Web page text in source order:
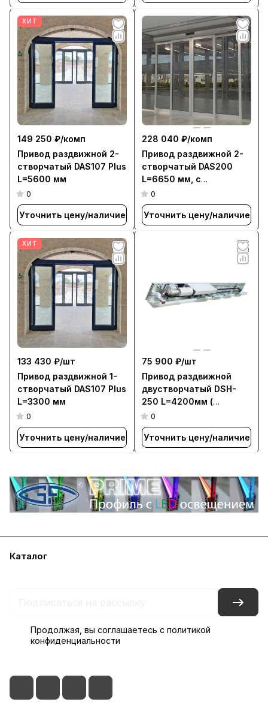
ХИТ
149 250 ₽/комп
Привод раздвижной 2-
створчатый DAS107 Plus
L=5600 мм
0
Уточнить цену/наличие
228 040 ₽/комп
Привод раздвижной 2-
створчатый DAS200
L=6650 мм, с
усиленным китом
0
Уточнить цену/наличие
ХИТ
133 430 ₽/шт
Привод раздвижной 1-
створчатый DAS107 Plus
L=3300 мм
0
Уточнить цену/наличие
75 900 ₽/шт
Привод раздвижной
двустворчатый DSH-
250 L=4200мм (
Профиль /крышка +
коробка с
компонентами)
0
Уточнить цену/наличие
Каталог
Продолжая, вы соглашаетесь с политикой
конфиденциальности